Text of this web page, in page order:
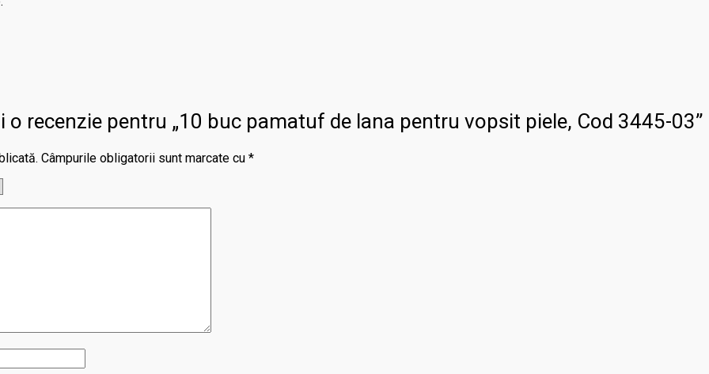
o recenzie pentru „10 buc pamatuf de lana pentru vopsit piele, Cod 3445-03”
Câmpurile obligatorii sunt marcate cu *